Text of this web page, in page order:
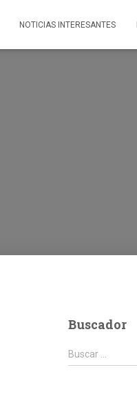
NOTICIAS INTERESANTES
Buscador
B
u
Buscar …